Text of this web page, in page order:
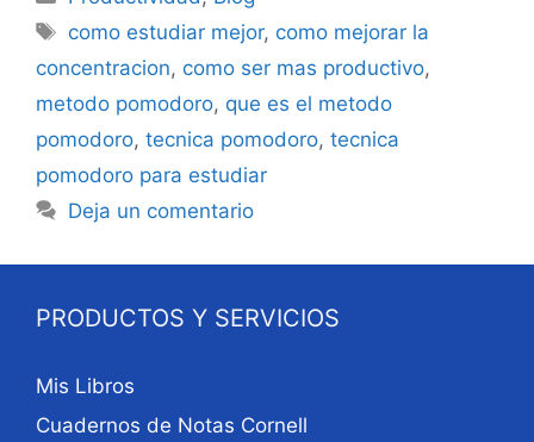
Etiquetas
como estudiar mejor, como mejorar la
concentracion, como ser mas productivo,
metodo pomodoro, que es el metodo
pomodoro, tecnica pomodoro, tecnica
pomodoro para estudiar
Deja un comentario
PRODUCTOS Y SERVICIOS
Mis Libros
Cuadernos de Notas Cornell